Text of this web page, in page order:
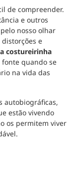
de compreender.
e outros
nosso olhar
e
a costureirinha
fonte quando se
na vida das
autobiográficas,
estão vivendo
os permitem viver